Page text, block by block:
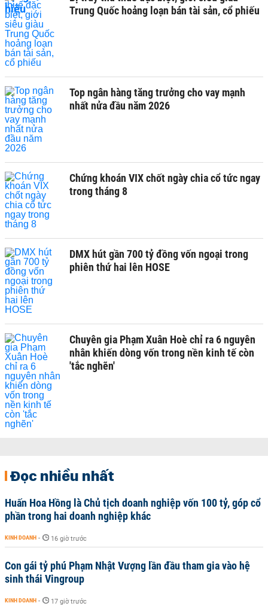
Trung Quốc hoảng loạn bán tài sản, cổ phiếu
Top ngân hàng tăng trưởng cho vay mạnh
nhất nửa đầu năm 2026
Chứng khoán VIX chốt ngày chia cổ tức ngay
trong tháng 8
DMX hút gần 700 tỷ đồng vốn ngoại trong
phiên thứ hai lên HOSE
Chuyên gia Phạm Xuân Hoè chỉ ra 6 nguyên
nhân khiến dòng vốn trong nền kinh tế còn
'tắc nghẽn'
Đọc nhiều nhất
Huấn Hoa Hồng là Chủ tịch doanh nghiệp vốn 100 tỷ, góp cổ
phần trong hai doanh nghiệp khác
KINH DOANH - 16 giờ trước
Con gái tỷ phú Phạm Nhật Vượng lần đầu tham gia vào hệ
sinh thái Vingroup
KINH DOANH - 17 giờ trước